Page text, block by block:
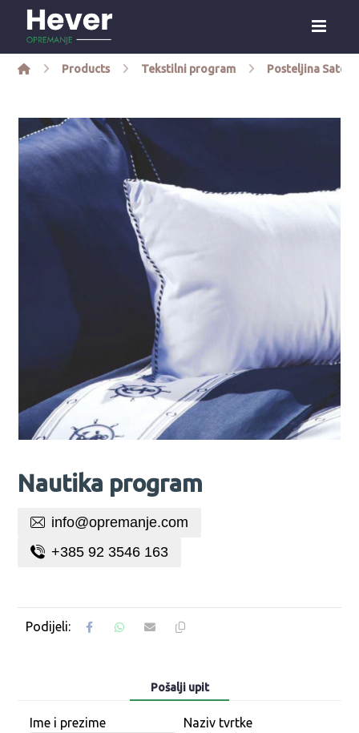
Products Tekstilni program Posteljina Saten
Nautika program
info@opremanje.com
+385 92 3546 163
Pošalji upit
Ime i prezime
Naziv tvrtke